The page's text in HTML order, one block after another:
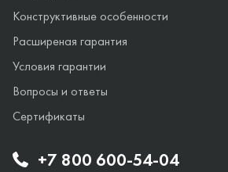
+7 800 600-54-04
Конструктивные особенности
Расширеная гарантия
Условия гарантии
Вопросы и ответы
Сертификаты